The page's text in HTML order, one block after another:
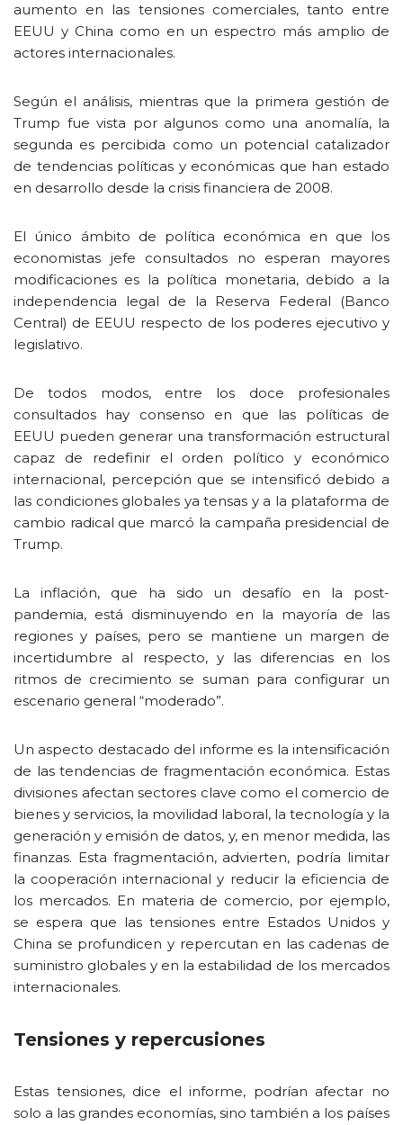
aumento en las tensiones comerciales, tanto entre
EEUU y China como en un espectro más amplio de
actores internacionales.
Según el análisis, mientras que la primera gestión de
Trump fue vista por algunos como una anomalía, la
segunda es percibida como un potencial catalizador
de tendencias políticas y económicas que han estado
en desarrollo desde la crisis financiera de 2008.
El único ámbito de política económica en que los
economistas jefe consultados no esperan mayores
modificaciones es la política monetaria, debido a la
independencia legal de la Reserva Federal (Banco
Central) de EEUU respecto de los poderes ejecutivo y
legislativo.
De todos modos, entre los doce profesionales
consultados hay consenso en que las políticas de
EEUU pueden generar una transformación estructural
capaz de redefinir el orden político y económico
internacional, percepción que se intensificó debido a
las condiciones globales ya tensas y a la plataforma de
cambio radical que marcó la campaña presidencial de
Trump.
La inflación, que ha sido un desafío en la post-
pandemia, está disminuyendo en la mayoría de las
regiones y países, pero se mantiene un margen de
incertidumbre al respecto, y las diferencias en los
ritmos de crecimiento se suman para configurar un
escenario general “moderado”.
Un aspecto destacado del informe es la intensificación
de las tendencias de fragmentación económica. Estas
divisiones afectan sectores clave como el comercio de
bienes y servicios, la movilidad laboral, la tecnología y la
generación y emisión de datos, y, en menor medida, las
finanzas. Esta fragmentación, advierten, podría limitar
la cooperación internacional y reducir la eficiencia de
los mercados. En materia de comercio, por ejemplo,
se espera que las tensiones entre Estados Unidos y
China se profundicen y repercutan en las cadenas de
suministro globales y en la estabilidad de los mercados
internacionales.
Tensiones y repercusiones
Estas tensiones, dice el informe, podrían afectar no
solo a las grandes economías, sino también a los países